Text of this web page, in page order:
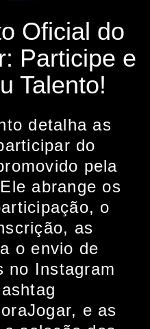
Oficial do
Participe e
Talento!
detalha as
do
pela
abrange os
o
as
o envio de
no Instagram
e as